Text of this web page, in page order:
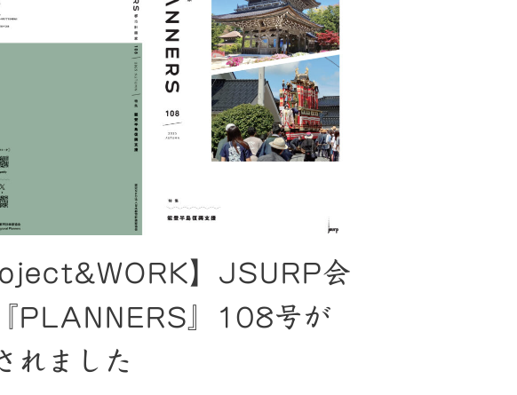
】JSURP会
PLANNERS』108号が
れました